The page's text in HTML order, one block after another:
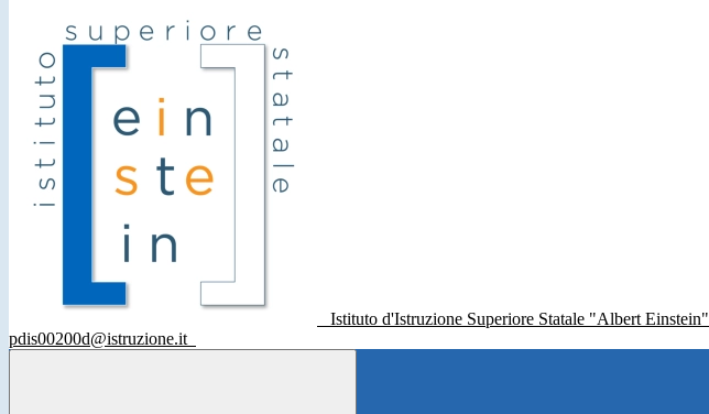
Istituto d'Istruzione Superiore Statale "Albert Einstein"
pdis00200d@istruzione.it